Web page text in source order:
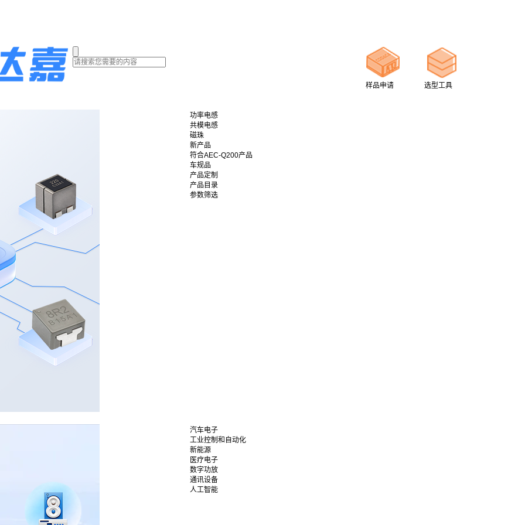
样品申请 选型工具
功率电感
共模电感
磁珠
新产品
符合AEC-Q200产品
车规品
产品定制
产品目录
参数筛选
汽车电子
工业控制和自动化
新能源
医疗电子
数字功放
通讯设备
人工智能